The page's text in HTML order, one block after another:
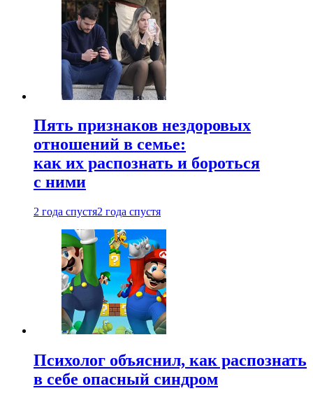
Пять признаков нездоровых
отношений в семье:
как их распознать и бороться
с ними
2 года спустя2 года спустя
Психолог объяснил, как распознать
в себе опасный синдром